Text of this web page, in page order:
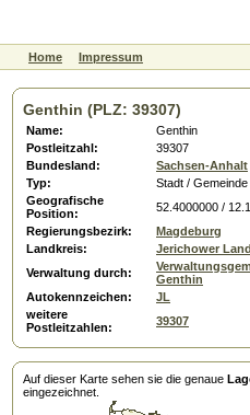
Home Impressum
Genthin (PLZ: 39307)
Name:
Genthin
Postleitzahl:
39307
Bundesland:
Sachsen-Anhalt
Typ:
Stadt / Gemeinde
Geografische
Position:
52.4000000 /
Regierungsbezirk:
Magdeburg
Landkreis:
Jerichower
Verwaltung durch:
Genthin
Autokennzeichen:
JL
weitere
Postleitzahlen:
39307
Auf dieser Karte sehen sie die genaue
eingezeichnet.